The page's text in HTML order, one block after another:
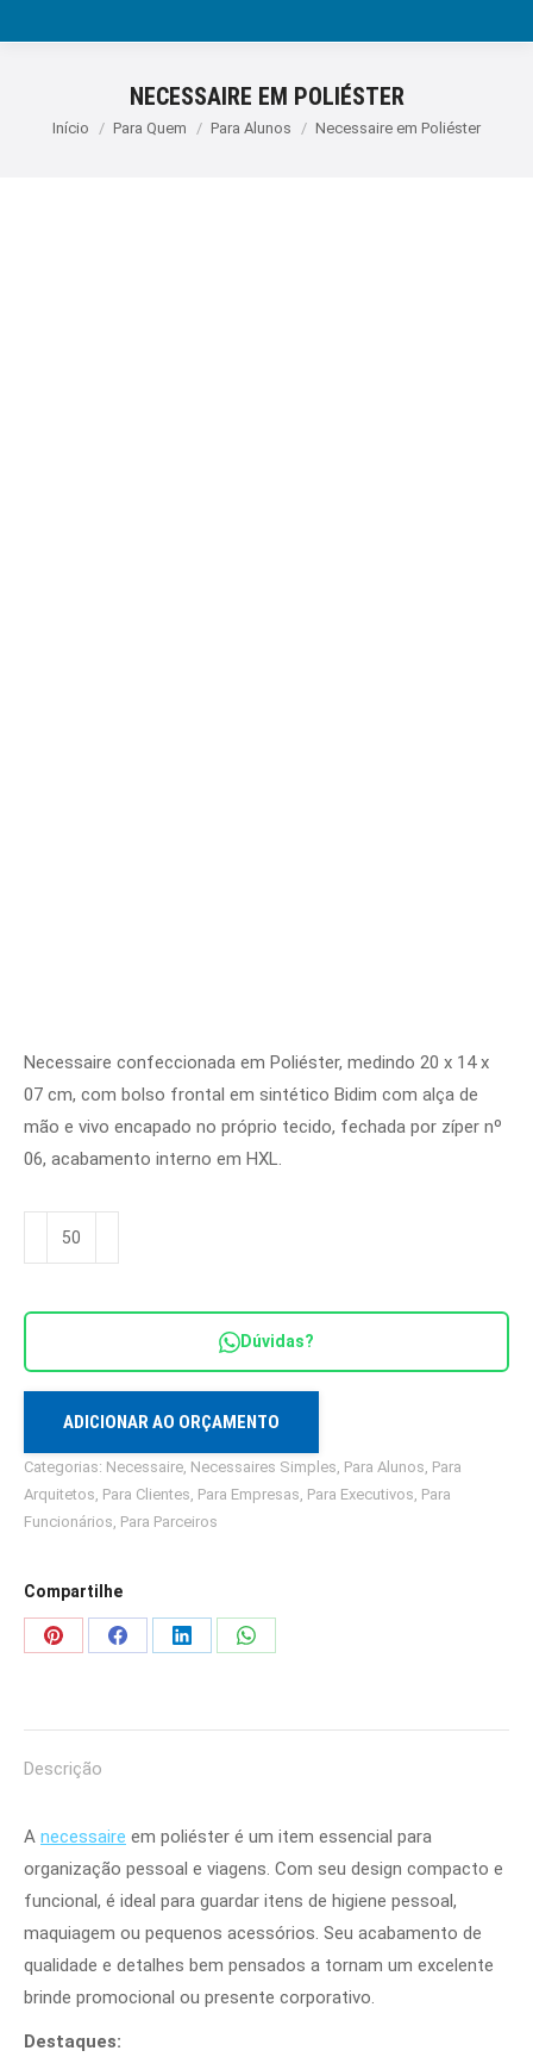
NECESSAIRE EM POLIÉSTER
Você está aqui:
Início Para Quem Para Alunos Necessaire em Poliéster
Necessaire confeccionada em Poliéster, medindo 20 x 14 x
07 cm, com bolso frontal em sintético Bidim com alça de
mão e vivo encapado no próprio tecido, fechada por zíper nº
06, acabamento interno em HXL.
Necessaire
em
quantidade
Dúvidas?
ADICIONAR AO ORÇAMENTO
Categorias: Necessaire, Necessaires Simples, Para Alunos, Para
Arquitetos, Para Clientes, Para Empresas, Para Executivos, Para
Funcionários, Para Parceiros
Compartilhe
Share
Share
Share
Share
Descrição
A necessaire em poliéster é um item essencial para
organização pessoal e viagens. Com seu design compacto e
funcional, é ideal para guardar itens de higiene pessoal,
maquiagem ou pequenos acessórios. Seu acabamento de
qualidade e detalhes bem pensados a tornam um excelente
brinde promocional ou presente corporativo.
Destaques: